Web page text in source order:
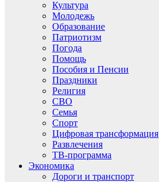
Культура
Молодежь
Образование
Патриотизм
Погода
Помощь
Пособия и Пенсии
Праздники
Религия
СВО
Семья
Спорт
Цифровая трансформация
Развлечения
ТВ-программа
Экономика
Дороги и транспорт